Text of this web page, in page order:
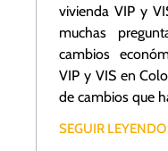
vivienda VIP y
muchas
cambios
VIP y VIS en
de cambios que
SEGUIR LEYENDO